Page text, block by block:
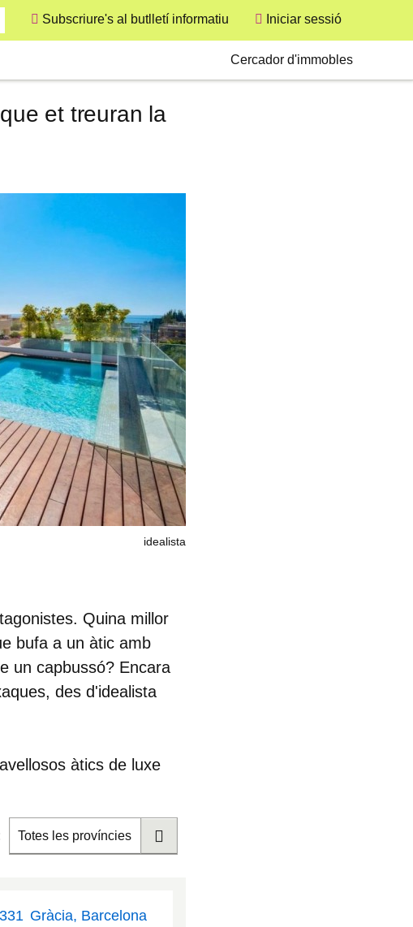
Subscriure's al butlletí informatiu
User
Iniciar sessió
Cercador d'immobles
et treuran la
idealista
Quina millor
bufa a un àtic amb
un capbussó? Encara
des d'idealista
àtics de luxe
Totes les províncies
Gràcia, Barcelona